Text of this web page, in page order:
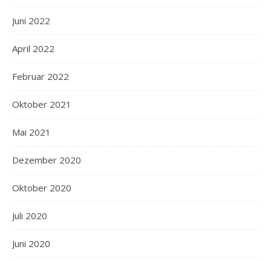
Juni 2022
April 2022
Februar 2022
Oktober 2021
Mai 2021
Dezember 2020
Oktober 2020
Juli 2020
Juni 2020